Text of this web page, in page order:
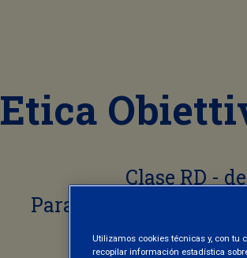
Etica
Clase RD -
Para invertir en una
El fondo está
Utilizamos cookies técnicas y, con tu
recopilar información estadística